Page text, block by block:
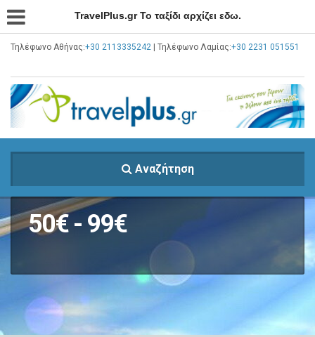
TravelPlus.gr Το ταξίδι αρχίζει εδω.
Τηλέφωνο Αθήνας:+30 2113335242 | Τηλέφωνο Λαμίας:+30 2231 051551
Αναζήτηση
50€ - 99€